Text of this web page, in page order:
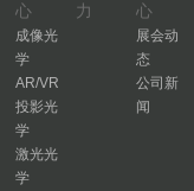
心
成像光
学
AR/VR
投影光
学
激光光
学
力
心
展会动
态
公司新
闻